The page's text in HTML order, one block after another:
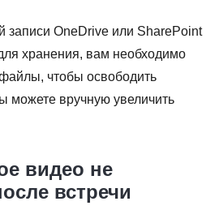
записи OneDrive или SharePoint
хранения, вам необходимо
чтобы освободить
можете вручную увеличить
видео не
встречи